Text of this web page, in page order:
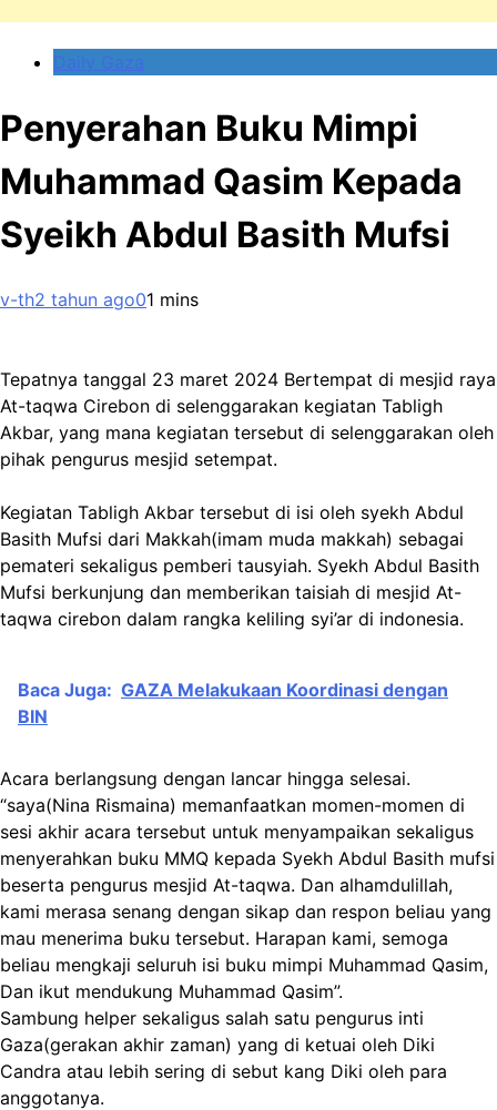
Daily Gaza
Penyerahan Buku Mimpi
Muhammad Qasim Kepada
Syeikh Abdul Basith Mufsi
v-th2 tahun ago01 mins
Tepatnya tanggal 23 maret 2024 Bertempat di mesjid raya
At-taqwa Cirebon di selenggarakan kegiatan Tabligh
Akbar, yang mana kegiatan tersebut di selenggarakan oleh
pihak pengurus mesjid setempat.
Kegiatan Tabligh Akbar tersebut di isi oleh syekh Abdul
Basith Mufsi dari Makkah(imam muda makkah) sebagai
pemateri sekaligus pemberi tausyiah. Syekh Abdul Basith
Mufsi berkunjung dan memberikan taisiah di mesjid At-
taqwa cirebon dalam rangka keliling syi’ar di indonesia.
Baca Juga: GAZA Melakukaan Koordinasi dengan
BIN
Acara berlangsung dengan lancar hingga selesai.
“saya(Nina Rismaina) memanfaatkan momen-momen di
sesi akhir acara tersebut untuk menyampaikan sekaligus
menyerahkan buku MMQ kepada Syekh Abdul Basith mufsi
beserta pengurus mesjid At-taqwa. Dan alhamdulillah,
kami merasa senang dengan sikap dan respon beliau yang
mau menerima buku tersebut. Harapan kami, semoga
beliau mengkaji seluruh isi buku mimpi Muhammad Qasim,
Dan ikut mendukung Muhammad Qasim”.
Sambung helper sekaligus salah satu pengurus inti
Gaza(gerakan akhir zaman) yang di ketuai oleh Diki
Candra atau lebih sering di sebut kang Diki oleh para
anggotanya.